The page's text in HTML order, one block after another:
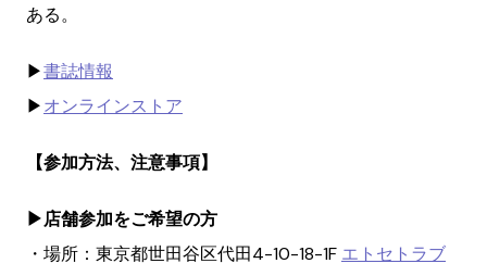
ある。
▶︎書誌情報
▶︎オンラインストア
【参加方法、注意事項】
▶︎店舗参加をご希望の方
・場所：東京都世田谷区代田4-10-18-1F エトセトラブ